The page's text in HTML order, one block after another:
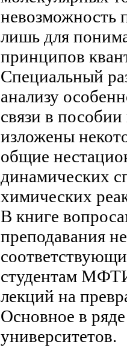
невозможность
лишь для
принципов
Специальный
анализу
связи в
изложены
общие
динамических
химических
В книге
преподавания
студентам
лекций на
Основное в
университетов.